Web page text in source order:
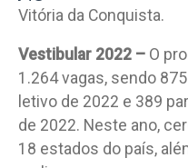
Vitória da Conquista.
Vestibular 2022 – O
1.264 vagas, sendo
letivo de 2022 e 389
de 2022. Neste ano,
18 estados do país,